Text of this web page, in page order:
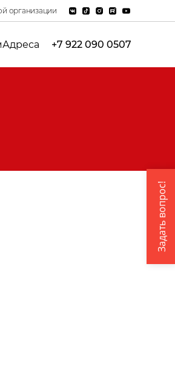
организации
Адреса +7 922 090 0507
Задать вопрос!